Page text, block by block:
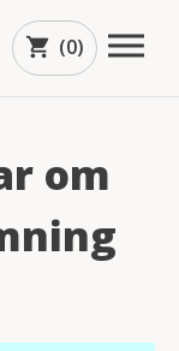
shopping_cart (0)
om